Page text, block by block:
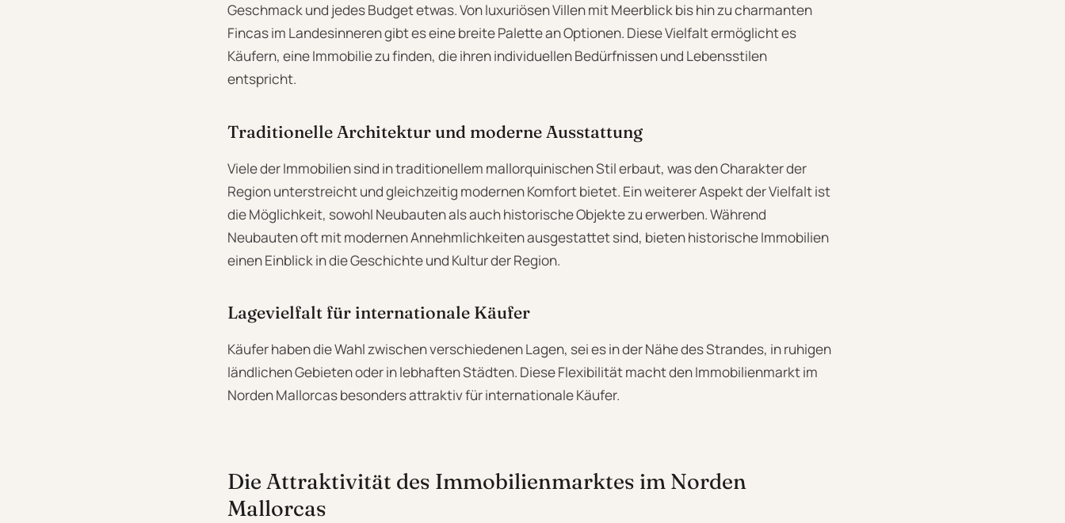
Geschmack und jedes Budget etwas. Von luxuriösen Villen mit Meerblick bis hin zu charmanten
Fincas im Landesinneren gibt es eine breite Palette an Optionen. Diese Vielfalt ermöglicht es
Käufern, eine Immobilie zu finden, die ihren individuellen Bedürfnissen und Lebensstilen
entspricht.
Traditionelle Architektur und moderne Ausstattung
Viele der Immobilien sind in traditionellem mallorquinischen Stil erbaut, was den Charakter der
Region unterstreicht und gleichzeitig modernen Komfort bietet. Ein weiterer Aspekt der Vielfalt ist
die Möglichkeit, sowohl Neubauten als auch historische Objekte zu erwerben. Während
Neubauten oft mit modernen Annehmlichkeiten ausgestattet sind, bieten historische Immobilien
einen Einblick in die Geschichte und Kultur der Region.
Lagevielfalt für internationale Käufer
Käufer haben die Wahl zwischen verschiedenen Lagen, sei es in der Nähe des Strandes, in ruhigen
ländlichen Gebieten oder in lebhaften Städten. Diese Flexibilität macht den Immobilienmarkt im
Norden Mallorcas besonders attraktiv für internationale Käufer.
Die Attraktivität des Immobilienmarktes im Norden
Mallorcas